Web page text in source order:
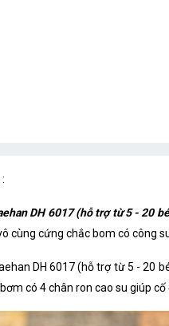
DH 6017 (hỗ trợ từ 5 - 20
cùng cứng chắc bom có công
DH 6017 (hỗ trợ từ 5 - 20
có 4 chân ron cao su giúp